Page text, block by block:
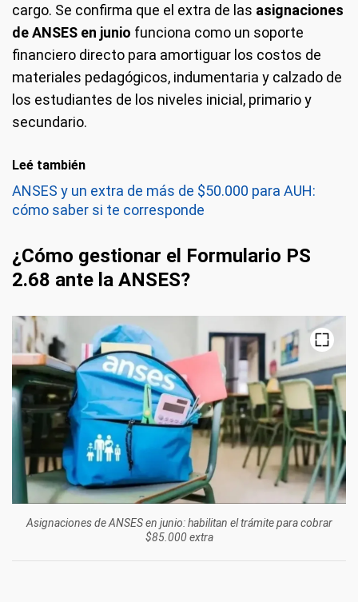
cargo. Se confirma que el extra de las asignaciones
de ANSES en junio funciona como un soporte
financiero directo para amortiguar los costos de
materiales pedagógicos, indumentaria y calzado de
los estudiantes de los niveles inicial, primario y
secundario.
Leé también
ANSES y un extra de más de $50.000 para AUH:
cómo saber si te corresponde
¿Cómo gestionar el Formulario PS
2.68 ante la ANSES?
Asignaciones de ANSES en junio: habilitan el trámite para cobrar
$85.000 extra